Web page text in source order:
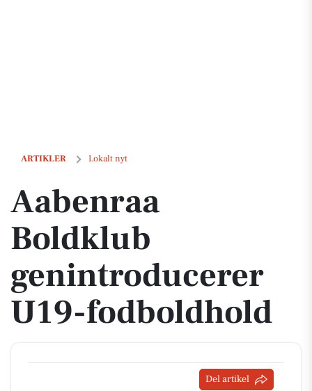
ARTIKLER Lokalt nyt
Aabenraa Boldklub genintroducerer U19-fodboldhold
Aabenraa
Boldklub
genintroducerer
U19-fodboldhold
Del artikel